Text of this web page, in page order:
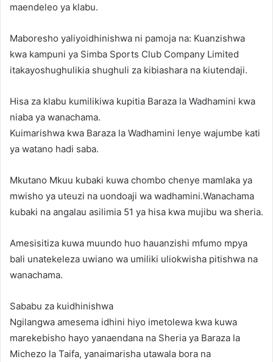
maendeleo ya klabu.
Maboresho yaliyoidhinishwa ni pamoja na: Kuanzishwa
kwa kampuni ya Simba Sports Club Company Limited
itakayoshughulikia shughuli za kibiashara na kiutendaji.
Hisa za klabu kumilikiwa kupitia Baraza la Wadhamini kwa
niaba ya wanachama.
Kuimarishwa kwa Baraza la Wadhamini lenye wajumbe kati
ya watano hadi saba.
Mkutano Mkuu kubaki kuwa chombo chenye mamlaka ya
mwisho ya uteuzi na uondoaji wa wadhamini.Wanachama
kubaki na angalau asilimia 51 ya hisa kwa mujibu wa sheria.
Amesisitiza kuwa muundo huo hauanzishi mfumo mpya
bali unatekeleza uwiano wa umiliki uliokwisha pitishwa na
wanachama.
Sababu za kuidhinishwa
Ngilangwa amesema idhini hiyo imetolewa kwa kuwa
marekebisho hayo yanaendana na Sheria ya Baraza la
Michezo la Taifa, yanaimarisha utawala bora na